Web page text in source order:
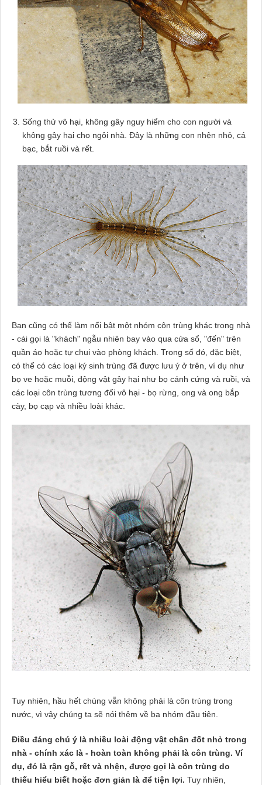
Sống thử vô hại, không gây nguy hiểm cho con người và
không gây hại cho ngôi nhà. Đây là những con nhện nhỏ, cá
bạc, bắt ruồi và rết.
Bạn cũng có thể làm nổi bật một nhóm côn trùng khác trong nhà
- cái gọi là "khách" ngẫu nhiên bay vào qua cửa sổ, "đến" trên
quần áo hoặc tự chui vào phòng khách. Trong số đó, đặc biệt,
có thể có các loại ký sinh trùng đã được lưu ý ở trên, ví dụ như
bọ ve hoặc muỗi, động vật gây hại như bọ cánh cứng và ruồi, và
các loại côn trùng tương đối vô hại - bọ rừng, ong và ong bắp
cày, bọ cạp và nhiều loài khác.
Tuy nhiên, hầu hết chúng vẫn không phải là côn trùng trong
nước, vì vậy chúng ta sẽ nói thêm về ba nhóm đầu tiên.
Điều đáng chú ý là nhiều loài động vật chân đốt nhỏ trong
nhà - chính xác là - hoàn toàn không phải là côn trùng. Ví
dụ, đó là rận gỗ, rết và nhện, được gọi là côn trùng do
thiếu hiểu biết hoặc đơn giản là để tiện lợi. Tuy nhiên,